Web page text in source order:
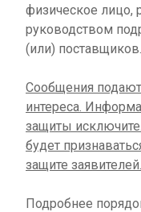
физическое лицо,
руководством
(или) поставщиков.
Сообщения
интереса.
защиты
будет
защите заявителей.
Подробнее